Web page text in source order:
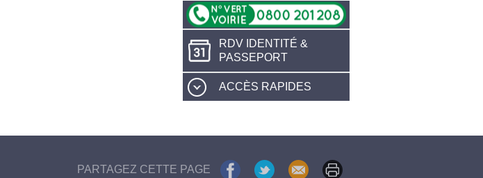
RDV IDENTITÉ &
PASSEPORT
ACCÈS RAPIDES
PARTAGEZ CETTE PAGE